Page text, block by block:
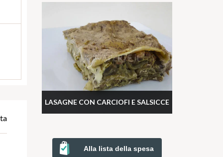
LASAGNE CON CARCIOFI E SALSICCE
Alla lista della spesa